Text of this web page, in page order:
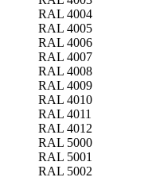
RAL 4004
RAL 4005
RAL 4006
RAL 4007
RAL 4008
RAL 4009
RAL 4010
RAL 4011
RAL 4012
RAL 5000
RAL 5001
RAL 5002